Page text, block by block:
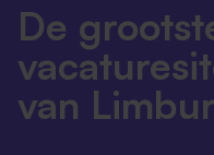
De
van